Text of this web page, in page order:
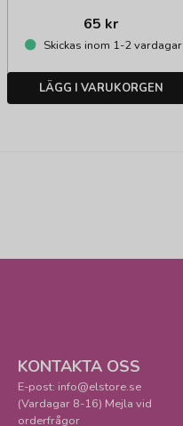
65 kr
Skickas inom 1-2 vardagar
LÄGG I VARUKORGEN
KONTAKTA OSS
E-post: info@elstore.se
(Vardagar 8-16) Mejla vid
orderfrågor